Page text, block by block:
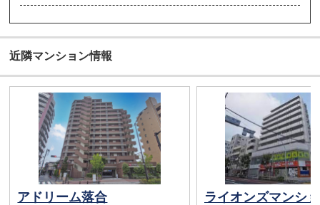
近隣マンション情報
アドリーム落合